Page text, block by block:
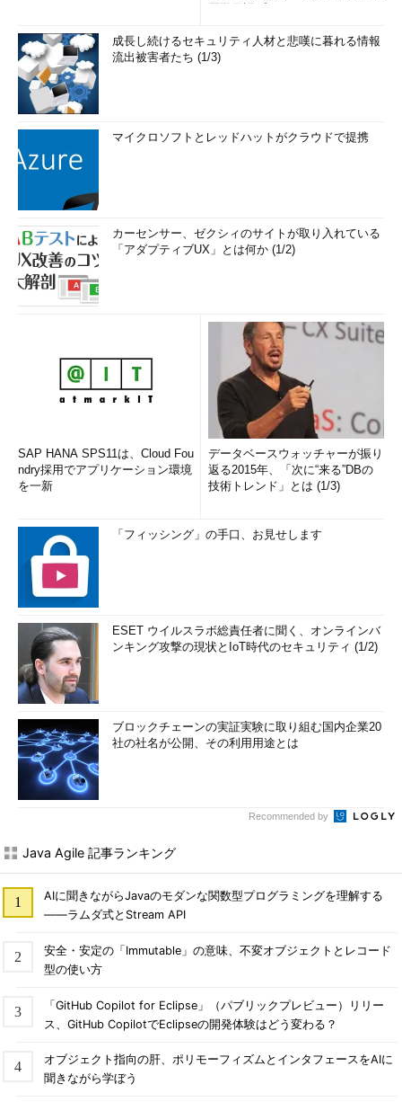
成長し続けるセキュリティ人材と悲嘆に暮れる情報
流出被害者たち (1/3)
マイクロソフトとレッドハットがクラウドで提携
カーセンサー、ゼクシィのサイトが取り入れている
「アダプティブUX」とは何か (1/2)
SAP HANA SPS11は、Cloud Fou
ndry採用でアプリケーション環境
を一新
データベースウォッチャーが振り
返る2015年、「次に“来る”DBの
技術トレンド」とは (1/3)
「フィッシング」の手口、お見せします
ESET ウイルスラボ総責任者に聞く、オンラインバ
ンキング攻撃の現状とIoT時代のセキュリティ (1/2)
ブロックチェーンの実証実験に取り組む国内企業20
社の社名が公開、その利用用途とは
Recommended by
Java Agile 記事ランキング
AIに聞きながらJavaのモダンな関数型プログラミングを理解する
――ラムダ式とStream API
安全・安定の「Immutable」の意味、不変オブジェクトとレコード
型の使い方
「GitHub Copilot for Eclipse」（パブリックプレビュー）リリー
ス、GitHub CopilotでEclipseの開発体験はどう変わる？
オブジェクト指向の肝、ポリモーフィズムとインタフェースをAIに
聞きながら学ぼう